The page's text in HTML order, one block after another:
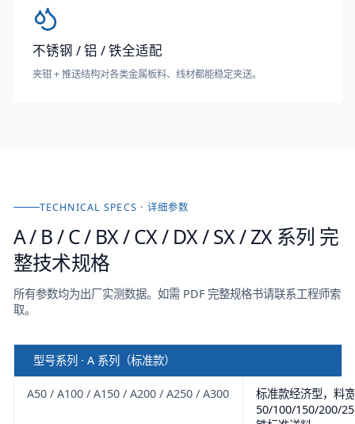
不锈钢 / 铝 / 铁全适配
夹钳 + 推送结构对各类金属板料、线材都能稳定夹送。
TECHNICAL SPECS · 详细参数
A / B / C / BX / CX / DX / SX / ZX 系列 完
整技术规格
所有参数均为出厂实测数据。如需 PDF 完整规格书请联系工程师索
取。
型号系列 · A 系列（标准款）
A50 / A100 / A150 / A200 / A250 / A300
标准款经济型，料宽
50/100/150/200/